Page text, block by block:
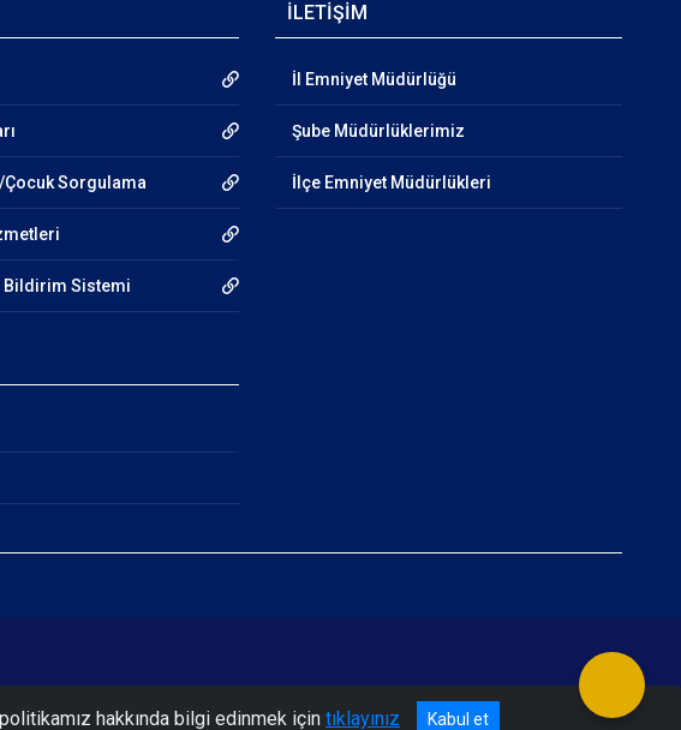
Çocuk Sorgulama
Bildirim Sistemi
İLETİŞİM
İl Emniyet Müdürlüğü
Şube Müdürlüklerimiz
İlçe Emniyet Müdürlükleri
hakkında bilgi edinmek için tıklayınız Kabul et